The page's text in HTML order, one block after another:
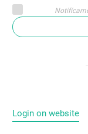
Login on website